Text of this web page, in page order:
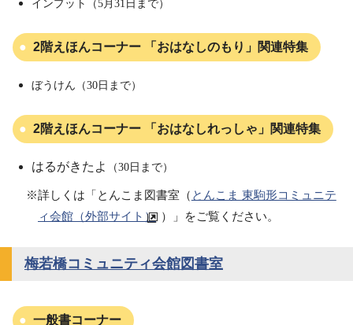
インプット（5月31日まで）
2階えほんコーナー 「おはなしのもり」関連特集
ぼうけん（30日まで）
2階えほんコーナー 「おはなしれっしゃ」関連特集
はるがきたよ （30日まで）
※詳しくは「とんこま図書室（ とんこま 東駒形コミュニテ
ィ会館（外部サイト） ）」をご覧ください。
梅若橋コミュニティ会館図書室
一般書コーナー